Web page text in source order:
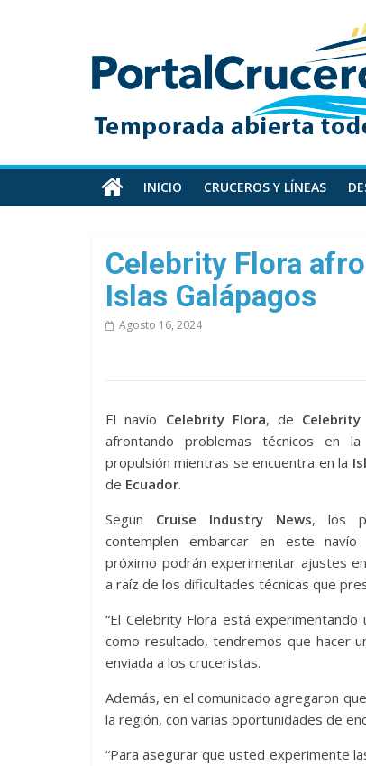
Toda
información
cruceros
en
un
sitio
INICIO CRUCEROS Y LÍNEAS
Celebrity Flora
Islas Galápagos
Agosto 16, 2024
El navío Celebrity Flora, de Celebrity
afrontando problemas técnicos en
propulsión mientras se encuentra en la
de Ecuador.
Según Cruise Industry News, los
contemplen embarcar en este
próximo podrán experimentar ajustes
a raíz de los dificultades técnicas que
“El Celebrity Flora está
como resultado, tendremos que hacer
enviada a los cruceristas.
Además, en el comunicado agregaron
la región, con varias oportunidades de
“Para asegurar que usted experimente